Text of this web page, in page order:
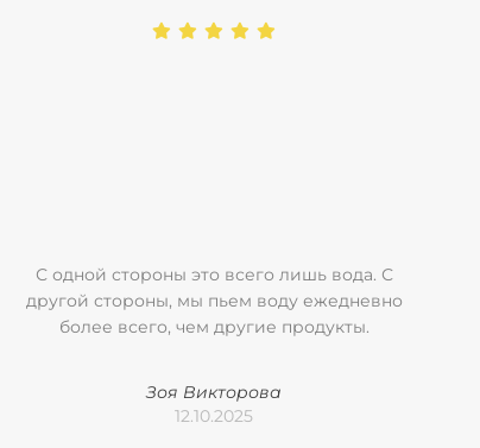
С одной стороны это всего лишь вода. С
другой стороны, мы пьем воду ежедневно
более всего, чем другие продукты.
Зоя Викторова
12.10.2025